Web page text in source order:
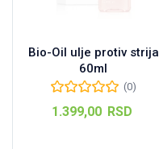
Bio-Oil ulje protiv strija
60ml
(0)
1.399,00 RSD